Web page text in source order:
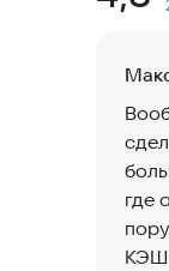
🛡️ сделать? 1 скачать
где
КЭШ